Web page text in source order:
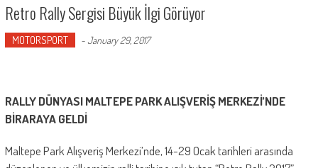
Retro Rally Sergisi Büyük İlgi Görüyor
MOTORSPORT -January 29, 2017
RALLY DÜNYASI MALTEPE PARK ALIŞVERİŞ MERKEZİ’NDE
BİRARAYA GELDİ
Maltepe Park Alışveriş Merkezi’nde, 14-29 Ocak tarihleri arasında